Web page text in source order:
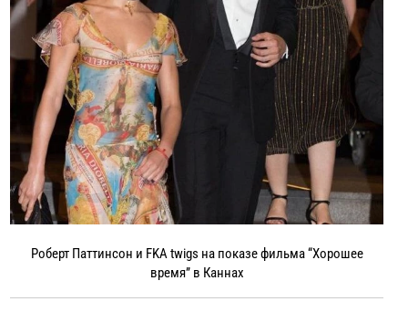
Роберт Паттинсон и FKA twigs на показе фильма “Хорошее
время” в Каннах